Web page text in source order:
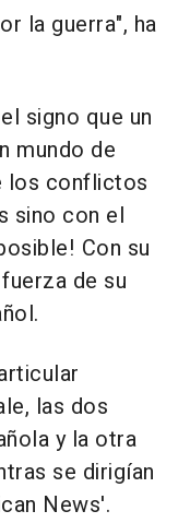
la guerra", ha
signo que un
mundo de
los conflictos
sino con el
Con su
de su
las dos
y la otra
se dirigían
News'.